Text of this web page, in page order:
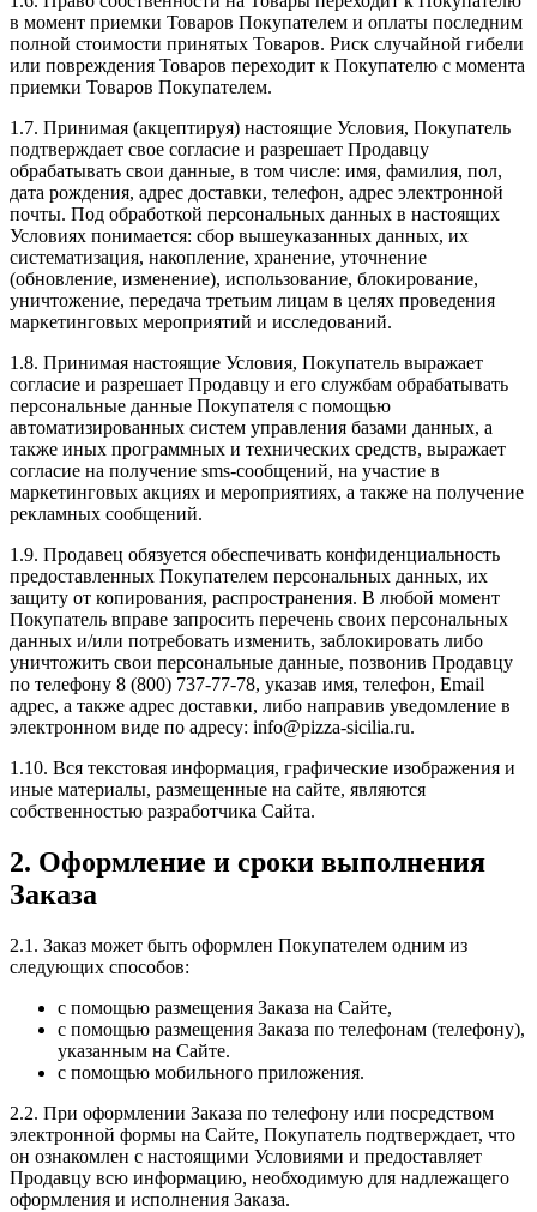
в момент приемки Товаров Покупателем и оплаты последним
полной стоимости принятых Товаров. Риск случайной гибели
или повреждения Товаров переходит к Покупателю с момента
приемки Товаров Покупателем.
1.7. Принимая (акцептируя) настоящие Условия, Покупатель
подтверждает свое согласие и разрешает Продавцу
обрабатывать свои данные, в том числе: имя, фамилия, пол,
дата рождения, адрес доставки, телефон, адрес электронной
почты. Под обработкой персональных данных в настоящих
Условиях понимается: сбор вышеуказанных данных, их
систематизация, накопление, хранение, уточнение
(обновление, изменение), использование, блокирование,
уничтожение, передача третьим лицам в целях проведения
маркетинговых мероприятий и исследований.
1.8. Принимая настоящие Условия, Покупатель выражает
согласие и разрешает Продавцу и его службам обрабатывать
персональные данные Покупателя с помощью
автоматизированных систем управления базами данных, а
также иных программных и технических средств, выражает
согласие на получение sms-сообщений, на участие в
маркетинговых акциях и мероприятиях, а также на получение
рекламных сообщений.
1.9. Продавец обязуется обеспечивать конфиденциальность
предоставленных Покупателем персональных данных, их
защиту от копирования, распространения. В любой момент
Покупатель вправе запросить перечень своих персональных
данных и/или потребовать изменить, заблокировать либо
уничтожить свои персональные данные, позвонив Продавцу
по телефону 8 (800) 737-77-78, указав имя, телефон, Email
адрес, а также адрес доставки, либо направив уведомление в
электронном виде по адресу: info@pizza-sicilia.ru.
1.10. Вся текстовая информация, графические изображения и
иные материалы, размещенные на сайте, являются
собственностью разработчика Сайта.
2. Оформление и сроки выполнения
Заказа
2.1. Заказ может быть оформлен Покупателем одним из
следующих способов:
с помощью размещения Заказа на Сайте,
с помощью размещения Заказа по телефонам (телефону),
указанным на Сайте.
c помощью мобильного приложения.
2.2. При оформлении Заказа по телефону или посредством
электронной формы на Сайте, Покупатель подтверждает, что
он ознакомлен с настоящими Условиями и предоставляет
Продавцу всю информацию, необходимую для надлежащего
оформления и исполнения Заказа.